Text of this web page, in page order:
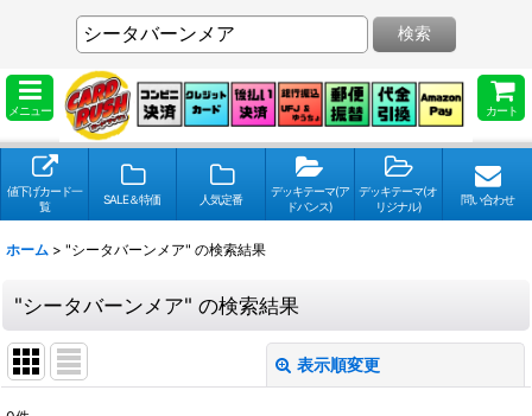
メニュー カート
検索
値下げカード一
覧
SALE＆特価 人気定番
デッキテーマ(ア
ドバンス)
デッキテーマ(オ
リジナル)
問い合わせ
ホーム > "シータバーンメア" の検索結果
"シータバーンメア" の検索結果
表示順変更